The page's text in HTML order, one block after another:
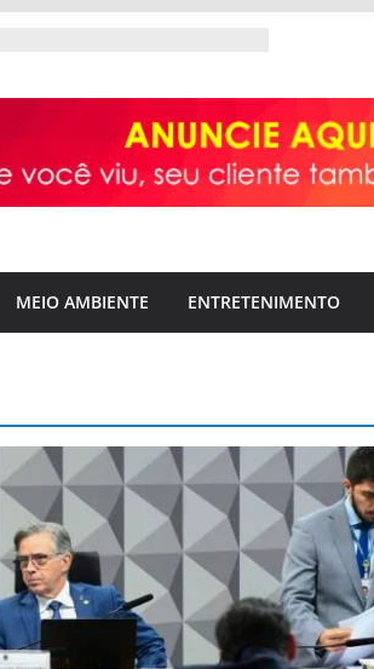
MEIO AMBIENTE ENTRETENIMENTO